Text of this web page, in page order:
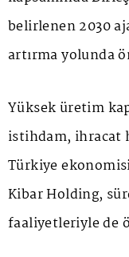
belirlenen 2030
artırma yolunda
Yüksek üretim
istihdam, ihracat
Türkiye
Kibar Holding,
faaliyetleriyle de